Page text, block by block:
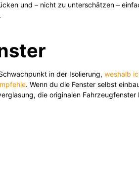
und – nicht zu unterschätzen –
in der Isolierung, weshalb
. Wenn du die Fenster selbst
die originalen Fahrzeugfenster